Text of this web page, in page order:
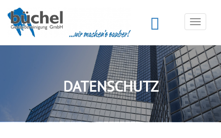
Toggle
DATENSCHUTZ